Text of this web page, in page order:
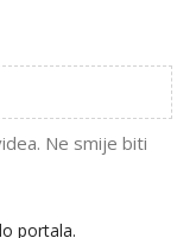
Ne smije biti
portala.